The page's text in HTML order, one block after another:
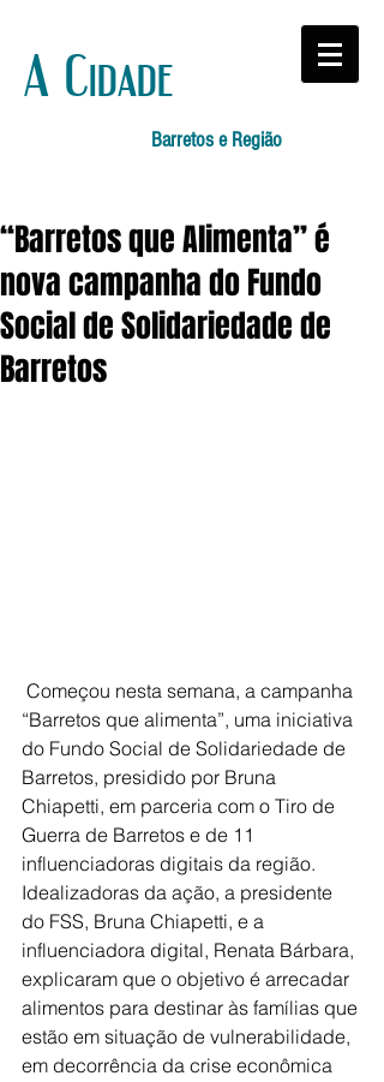
A Cidade
Barretos e Região
“Barretos que Alimenta” é
nova campanha do Fundo
Social de Solidariedade de
Barretos
“Barretos que alimenta”, uma iniciativa
do Fundo Social de Solidariedade de
Barretos, presidido por Bruna
Chiapetti, em parceria com o Tiro de
Guerra de Barretos e de 11
influenciadoras digitais da região.
Idealizadoras da ação, a presidente
do FSS, Bruna Chiapetti, e a
influenciadora digital, Renata Bárbara,
explicaram que o objetivo é arrecadar
alimentos para destinar às famílias que
estão em situação de vulnerabilidade,
em decorrência da crise econômica